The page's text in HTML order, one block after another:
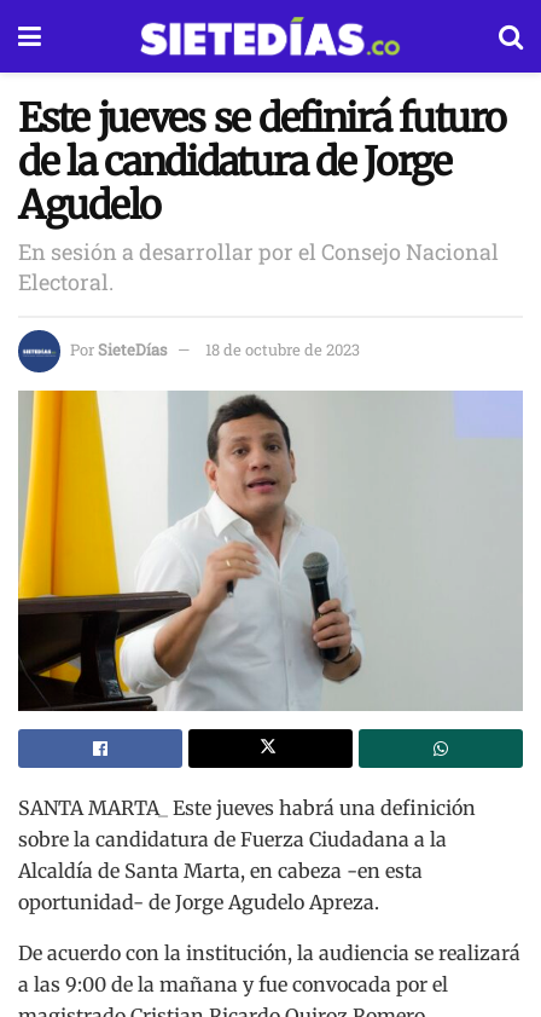
Este jueves se definirá futuro
de la candidatura de Jorge
Agudelo
En sesión a desarrollar por el Consejo Nacional
Electoral.
PorSieteDías 18 de octubre de 2023
SANTA MARTA_ Este jueves habrá una definición
sobre la candidatura de Fuerza Ciudadana a la
Alcaldía de Santa Marta, en cabeza -en esta
oportunidad- de Jorge Agudelo Apreza.
De acuerdo con la institución, la audiencia se realizará
a las 9:00 de la mañana y fue convocada por el